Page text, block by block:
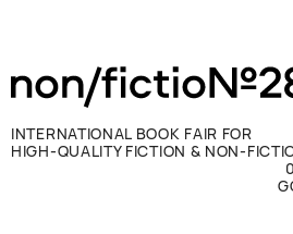
INTERNATIONAL BOOK FAIR FOR
HIGH-QUALITY FICTION & NON-